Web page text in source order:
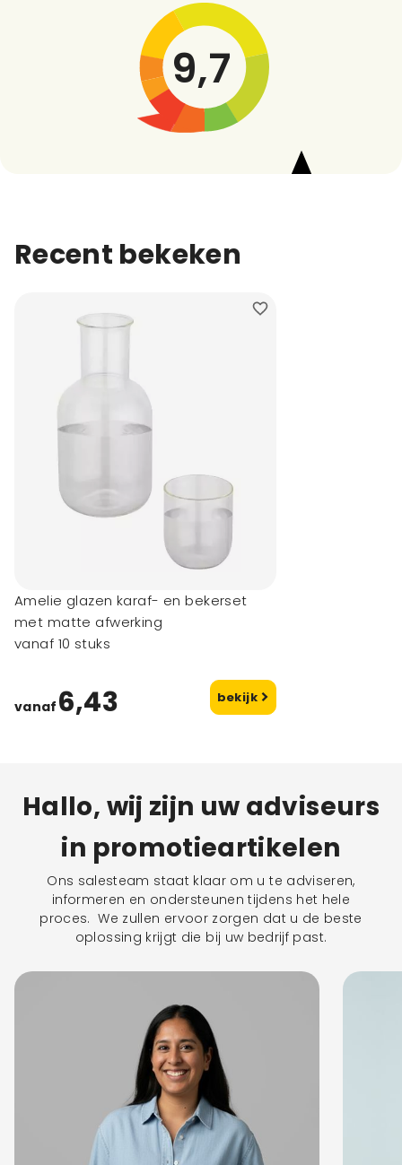
9,7
Recent bekeken
Amelie glazen karaf- en bekerset
met matte afwerking
vanaf 10 stuks
vanaf 6,43 bekijk
Hallo, wij zijn uw adviseurs
in promotieartikelen
Ons salesteam staat klaar om u te adviseren,
informeren en ondersteunen tijdens het hele
proces. We zullen ervoor zorgen dat u de beste
oplossing krijgt die bij uw bedrijf past.